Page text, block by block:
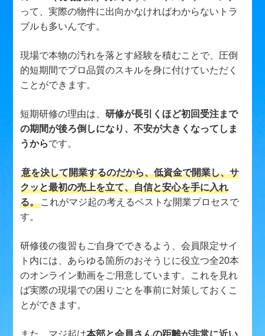
って、実際の物件に出向かなければわからないトラ
ブルも多いんです。
現場で本物の汚れを落とす経験を積むことで、圧倒
的短期間でプロ品質のスキルを身に付けていただく
ことができます。
短期研修の理由は、研修が長引くほど初回受注まで
の期間が後ろ倒しになり、不安が大きくなってしま
うからです。
意を決して開業するのだから、低資金で開業し、サ
クッと最初の売上を立て、自信と安心を手に入れ
る。 これがマジ起の考えるベストな開業プロセスで
す。
研修後の復習もご自身でできるよう、会員限定サイ
ト内には、あらゆる箇所のおそうじに役立つ全20本
のオンライン動画をご用意しています。これを見れ
ば実際の現場での困りごとを事前に対策しておくこ
とができます。
また、マジ起は本部と会員さんの距離が非常に近い